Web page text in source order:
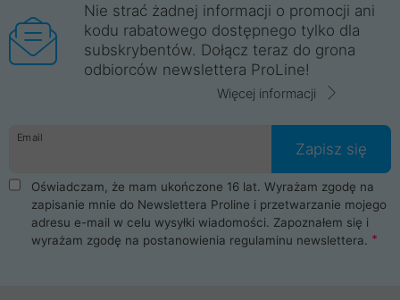
Nie strać żadnej informacji o promocji ani
kodu rabatowego dostępnego tylko dla
subskrybentów. Dołącz teraz do grona
odbiorców newslettera ProLine!
Więcej informacji
Email
Zapisz się
Oświadczam, że mam ukończone 16 lat. Wyrażam zgodę na
zapisanie mnie do Newslettera Proline i przetwarzanie mojego
adresu e-mail w celu wysyłki wiadomości. Zapoznałem się i
wyrażam zgodę na postanowienia regulaminu newslettera.